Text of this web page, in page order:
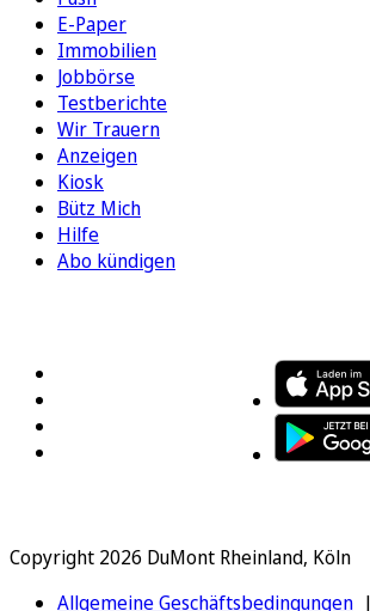
E-Paper
Immobilien
Jobbörse
Testberichte
Wir Trauern
Anzeigen
Kiosk
Bütz Mich
Hilfe
Abo kündigen
Copyright 2026 DuMont Rheinland, Köln
Allgemeine Geschäftsbedingungen